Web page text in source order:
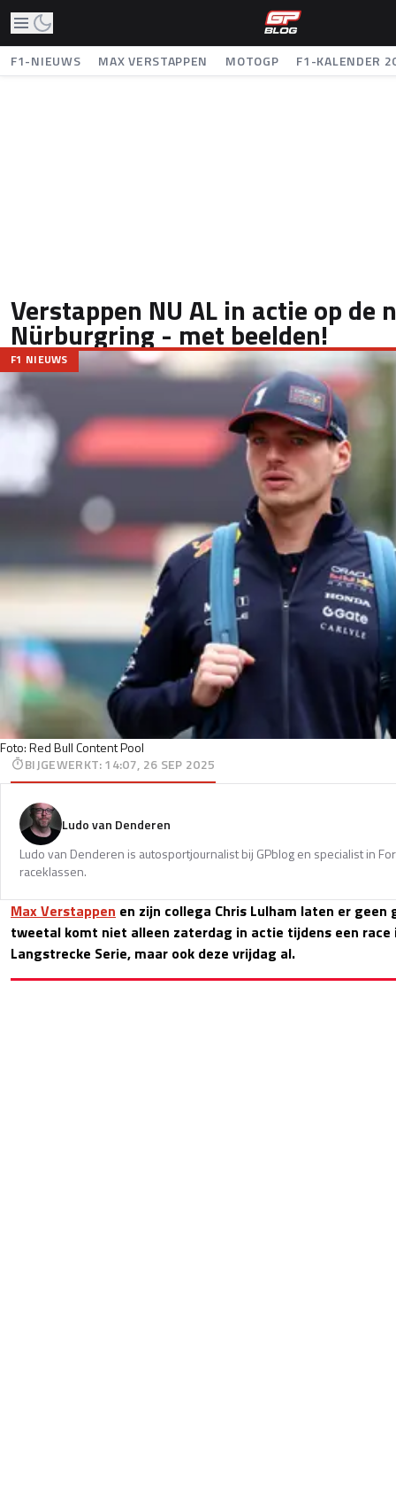
F1-NIEUWS MAX VERSTAPPEN MOTOGP F1-KALENDER
Verstappen NU AL in actie op de
Nürburgring - met beelden!
Foto: Red Bull Content Pool
F1 NIEUWS
BIJGEWERKT:14:07, 26 SEP 2025
Ludo van Denderen
Ludo van Denderen is autosportjournalist bij GPblog en specialist in
raceklassen.
Max Verstappen en zijn collega Chris Lulham laten er geen
tweetal komt niet alleen zaterdag in actie tijdens een race
Langstrecke Serie, maar ook deze vrijdag al.